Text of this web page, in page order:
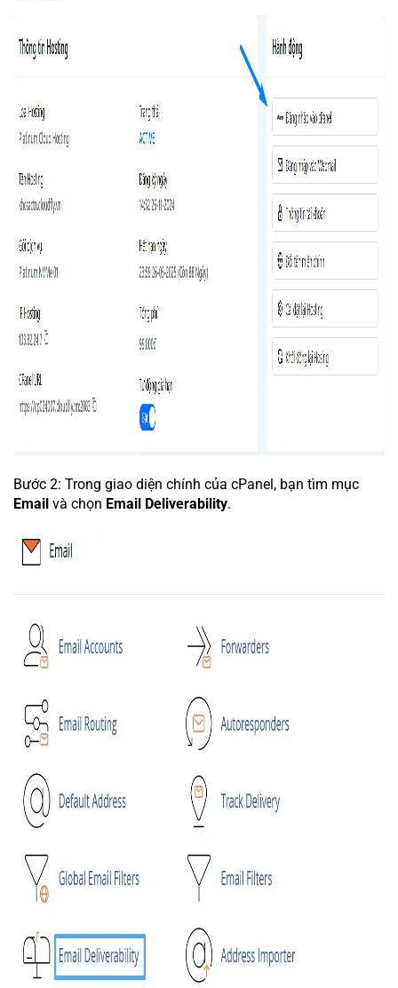
Bước 2: Trong giao diện chính của cPanel, bạn tìm mục
Email và chọn Email Deliverability.